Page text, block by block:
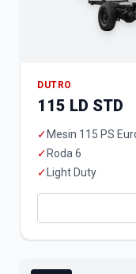
DUTRO
115 LD STD
✓ Mesin 115 PS
✓ Roda 6
✓ Light Duty